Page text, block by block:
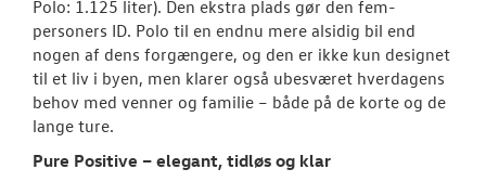
Polo: 1.125 liter). Den ekstra plads gør den fem-
personers ID. Polo til en endnu mere alsidig bil end
nogen af dens forgængere, og den er ikke kun designet
til et liv i byen, men klarer også ubesværet hverdagens
behov med venner og familie – både på de korte og de
lange ture.
Pure Positive – elegant, tidløs og klar